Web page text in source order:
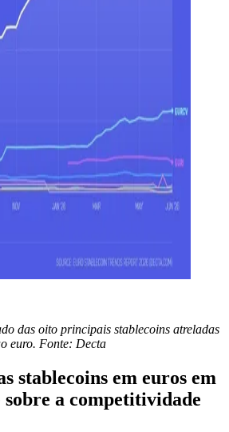
das oito principais stablecoins atreladas
euro. Fonte: Decta
stablecoins em euros em
sobre a competitividade